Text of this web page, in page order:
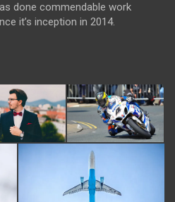
done commendable work
it’s inception in 2014.